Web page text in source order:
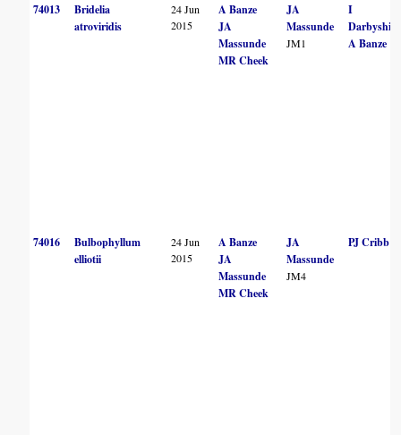
74013
Bridelia
atroviridis
24 Jun
2015
A Banze
JA
Massunde
MR Cheek
JA
Massunde
JM1
I
Darbyshire
A Banze
74016
Bulbophyllum
elliotii
24 Jun
2015
A Banze
JA
Massunde
MR Cheek
JA
Massunde
JM4
PJ Cribb